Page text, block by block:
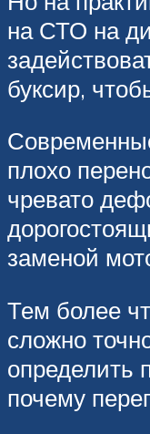
на СТО на
буксир,
плохо
чревато
заменой
Тем более
сложно
почему